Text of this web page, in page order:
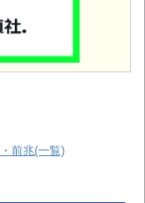
前兆(一覧)